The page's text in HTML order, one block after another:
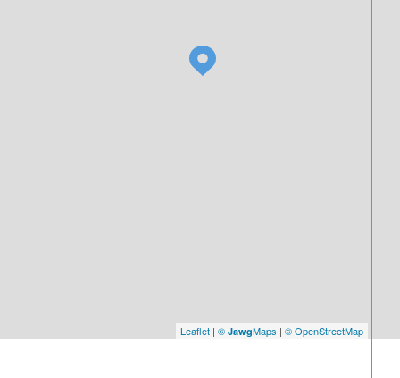
Leaflet | © JawgMaps | © OpenStreetMap